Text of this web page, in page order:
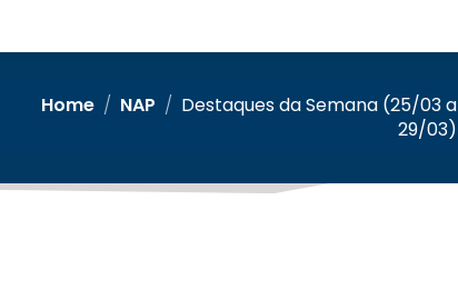
Home / NAP / Destaques da Semana (25/03 a
29/03)